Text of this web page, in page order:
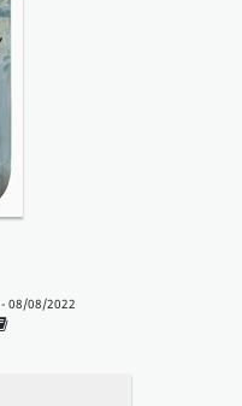
- 08/08/2022